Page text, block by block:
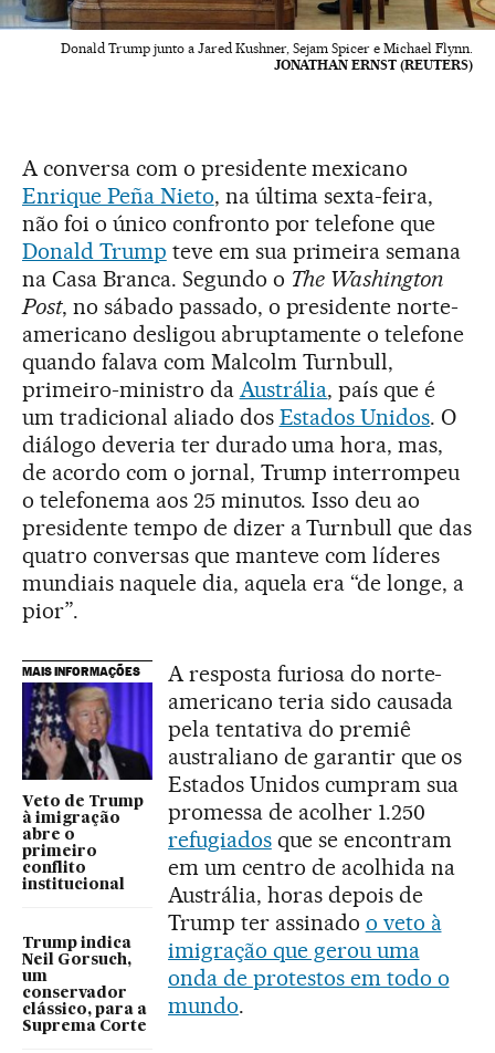
Donald Trump junto a Jared Kushner, Sejam Spicer e Michael Flynn.
JONATHAN ERNST (REUTERS)
A conversa com o presidente mexicano
Enrique Peña Nieto, na última sexta-feira,
não foi o único confronto por telefone que
Donald Trump teve em sua primeira semana
na Casa Branca. Segundo o The Washington
Post, no sábado passado, o presidente norte-
americano desligou abruptamente o telefone
quando falava com Malcolm Turnbull,
primeiro-ministro da Austrália, país que é
um tradicional aliado dos Estados Unidos. O
diálogo deveria ter durado uma hora, mas,
de acordo com o jornal, Trump interrompeu
o telefonema aos 25 minutos. Isso deu ao
presidente tempo de dizer a Turnbull que das
quatro conversas que manteve com líderes
mundiais naquele dia, aquela era “de longe, a
pior”.
MAIS INFORMAÇÕES
Veto de Trump
à imigração
abre o
primeiro
conflito
institucional
Trump indica
Neil Gorsuch,
um
conservador
clássico, para a
Suprema Corte
A resposta furiosa do norte-
americano teria sido causada
pela tentativa do premiê
australiano de garantir que os
Estados Unidos cumpram sua
promessa de acolher 1.250
refugiadosque se encontram
em um centro de acolhida na
Austrália, horas depois de
Trump ter assinado o veto à
imigração que gerou uma
onda de protestos em todo o
mundo.